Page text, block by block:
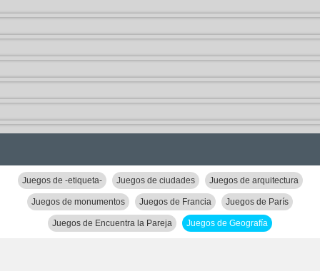
Juegos de -etiqueta- Juegos de ciudades Juegos de arquitectura
Juegos de monumentos Juegos de Francia Juegos de París
Juegos de Encuentra la Pareja Juegos de Geografía